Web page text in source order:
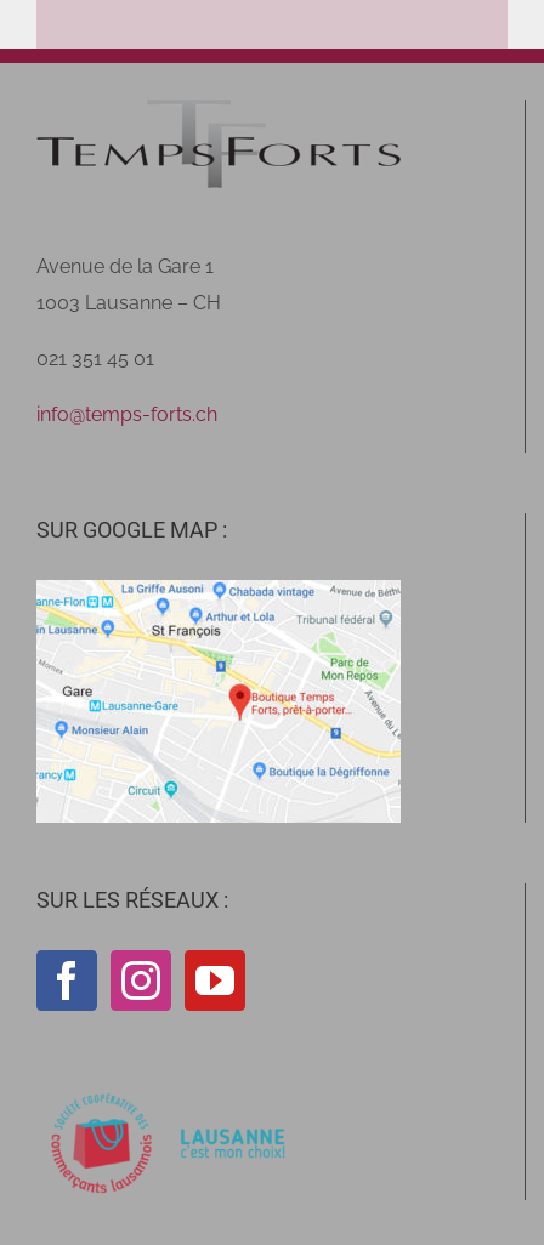
Avenue de la Gare 1
1003 Lausanne – CH
021 351 45 01
info@temps-forts.ch
SUR GOOGLE MAP :
SUR LES RÉSEAUX :